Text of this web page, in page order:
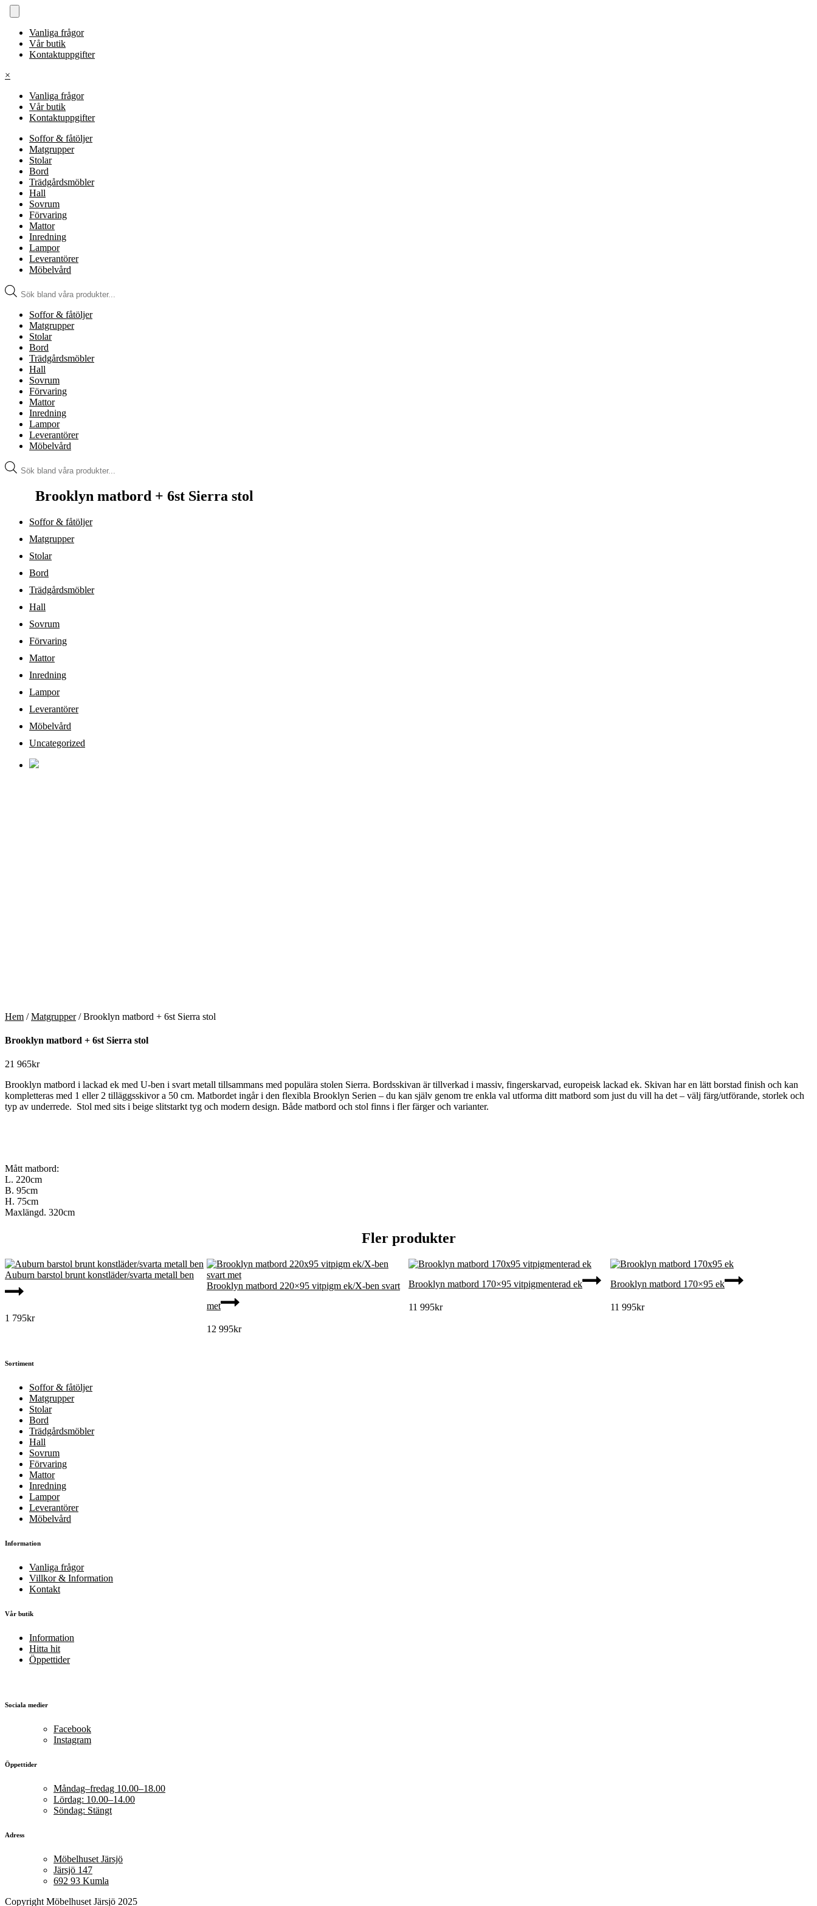
Vanliga frågor
Vår butik
Kontaktuppgifter
×
Vanliga frågor
Vår butik
Kontaktuppgifter
Soffor & fåtöljer
Matgrupper
Stolar
Bord
Trädgårdsmöbler
Hall
Sovrum
Förvaring
Mattor
Inredning
Lampor
Leverantörer
Möbelvård
Produktsökning
Soffor & fåtöljer
Matgrupper
Stolar
Bord
Trädgårdsmöbler
Hall
Sovrum
Förvaring
Mattor
Inredning
Lampor
Leverantörer
Möbelvård
Produktsökning
Brooklyn matbord + 6st Sierra stol
Soffor & fåtöljer
Matgrupper
Stolar
Bord
Trädgårdsmöbler
Hall
Sovrum
Förvaring
Mattor
Inredning
Lampor
Leverantörer
Möbelvård
Uncategorized
Hem /Matgrupper/ Brooklyn matbord + 6st Sierra stol
Brooklyn matbord + 6st Sierra stol
21 965kr
Brooklyn matbord i lackad ek med U-ben i svart metall tillsammans med populära stolen Sierra. Bordsskivan är tillverkad i massiv, fingerskarvad, europeisk lackad ek. Skivan har en lätt borstad finish och kan
kompletteras med 1 eller 2 tilläggsskivor a 50 cm. Matbordet ingår i den flexibla Brooklyn Serien – du kan själv genom tre enkla val utforma ditt matbord som just du vill ha det – välj färg/utförande, storlek och
typ av underrede. Stol med sits i beige slitstarkt tyg och modern design. Både matbord och stol finns i fler färger och varianter.
Mått matbord:
L. 220cm
B. 95cm
H. 75cm
Maxlängd. 320cm
Fler produkter
Auburn barstol brunt konstläder/svarta metall ben
1 795kr
Brooklyn matbord 220×95 vitpigm ek/X-ben svart
met
12 995kr
Brooklyn matbord 170×95 vitpigmenterad ek
11 995kr
Brooklyn matbord 170×95 ek
11 995kr
Sortiment
Soffor & fåtöljer
Matgrupper
Stolar
Bord
Trädgårdsmöbler
Hall
Sovrum
Förvaring
Mattor
Inredning
Lampor
Leverantörer
Möbelvård
Information
Vanliga frågor
Villkor & Information
Kontakt
Vår butik
Information
Hitta hit
Öppettider
Sociala medier
Facebook
Instagram
Öppettider
Måndag–fredag 10.00–18.00
Lördag: 10.00–14.00
Söndag: Stängt
Adress
Möbelhuset Järsjö
Järsjö 147
692 93 Kumla
Copyright Möbelhuset Järsjö 2025